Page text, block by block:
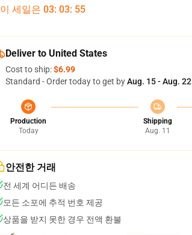
이 세일은 03: 03: 54
Deliver to United States
Cost to ship:$6.99
Standard - Order today to get byAug. 15 - Aug. 22
Production
Today
Shipping
Aug. 11
안전한 거래
전 세계 어디든 배송
모든 소포에 추적 번호 제공
상품을 받지 못한 경우 전액 환불